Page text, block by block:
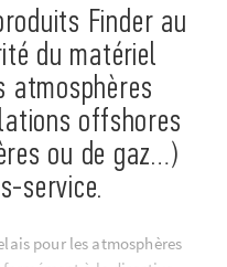
Finder au
du matériel
atmosphères
offshores
ou de gaz…)
service.
pour les atmosphères